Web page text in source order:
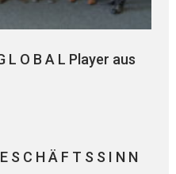
L O B A L Player aus
S C H Ä F T S S I N N